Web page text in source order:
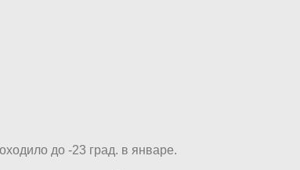
до -23 град. в январе.